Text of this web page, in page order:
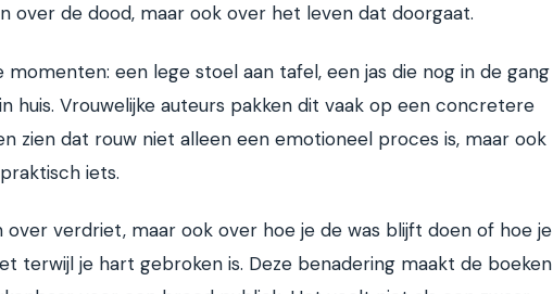
over de dood, maar ook over het leven dat doorgaat.
momenten: een lege stoel aan tafel, een jas die nog in de gang
huis. Vrouwelijke auteurs pakken dit vaak op een concretere
zien dat rouw niet alleen een emotioneel proces is, maar ook
iets.
over verdriet, maar ook over hoe je de was blijft doen of hoe je
terwijl je hart gebroken is. Deze benadering maakt de boeken